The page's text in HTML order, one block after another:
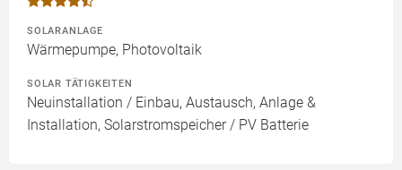
SOLARANLAGE
Wärmepumpe, Photovoltaik
SOLAR TÄTIGKEITEN
Neuinstallation / Einbau, Austausch, Anlage &
Installation, Solarstromspeicher / PV Batterie